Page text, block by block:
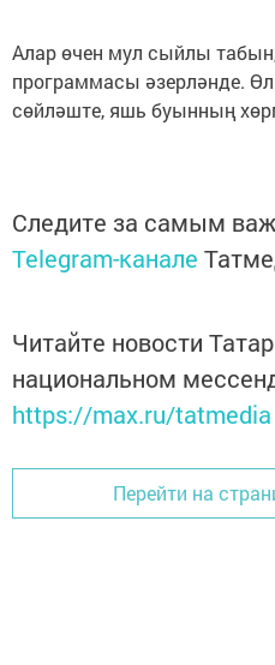
Алар өчен мул сыйлы
программасы әзерләнде.
сөйләште, яшь буынның
Следите за самым
Telegram-канале
Читайте новости
национальном
https://max.ru/tatmedia
Перейти на